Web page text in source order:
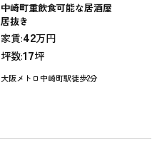
中崎町重飲食可能な居酒屋
居抜き
家賃:42万円
坪数:17坪
大阪メトロ中崎町駅徒歩2分